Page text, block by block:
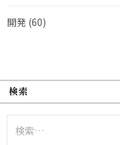
開発 (60)
検索
索: